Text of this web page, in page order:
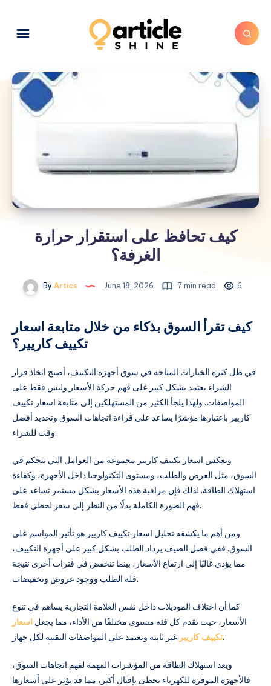
كيف تحافظ على استقرار حرارة
الغرفة؟
By Artics June 18, 2026 7 min read 6
كيف تقرأ السوق بذكاء من خلال متابعة اسعار
تكييف كاريير؟
في ظل كثرة الخيارات المتاحة في سوق أجهزة التكييف، أصبح اتخاذ قرار
الشراء يعتمد بشكل كبير على فهم حركة الأسعار وليس فقط على
المواصفات. ولهذا يلجأ الكثير من المستهلكين إلى متابعة اسعار تكييف
كاريير باعتبارها مؤشرًا يساعد على قراءة اتجاهات السوق وتحديد أفضل
وقت للشراء.
وتعكس اسعار تكييف كاريير مجموعة من العوامل التي تتحكم في
السوق، مثل العرض والطلب، ومستوى التكنولوجيا داخل الأجهزة، وكفاءة
استهلاك الطاقة. لذلك فإن مراقبة هذه الأسعار بشكل مستمر تساعد على
فهم الصورة الكاملة بدلًا من النظر إلى سعر لحظي فقط.
ومن أهم ما يكشفه تحليل اسعار تكييف كاريير هو تأثير المواسم على
السوق. ففي فصل الصيف يزداد الطلب بشكل كبير على أجهزة التكييف،
مما يؤدي غالبًا إلى ارتفاع الأسعار، بينما تنخفض في فترات أخرى نتيجة
قلة الطلب ووجود عروض وتخفيضات.
كما أن اختلاف الموديلات داخل نفس العلامة التجارية يساهم في تنوع
الأسعار، حيث تقدم كل فئة مستوى مختلفًا من الأداء، مما يجعل اسعار
تكييف كارييرغير ثابتة ويعتمد على المواصفات التقنية لكل جهاز.
ويعد استهلاك الطاقة من المؤشرات المهمة لفهم اتجاهات السوق،
فالأجهزة الموفرة للكهرباء تحظى بإقبال أكبر، مما قد يؤثر على أسعارها